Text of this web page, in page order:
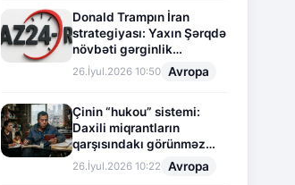
Donald Trampın İran
strategiyası: Yaxın Şərqdə
növbəti gərginlik
mərhələsi
26.İyul.2026 10:50 Avropa
Çinin “hukou” sistemi:
Daxili miqrantların
qarşısındakı görünməz
sədd
26.İyul.2026 10:22 Avropa